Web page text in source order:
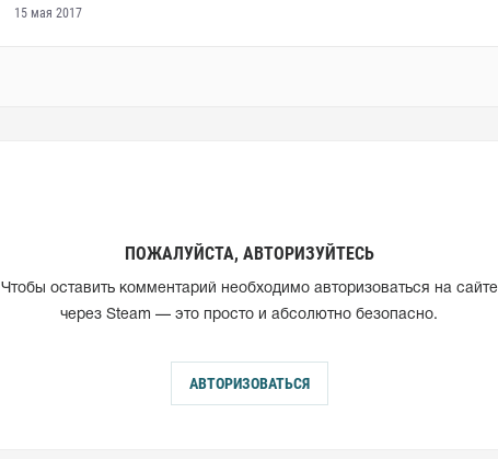
15 мая 2017
ПОЖАЛУЙСТА, АВТОРИЗУЙТЕСЬ
Чтобы оставить комментарий необходимо авторизоваться на сайте
через Steam — это просто и абсолютно безопасно.
АВТОРИЗОВАТЬСЯ